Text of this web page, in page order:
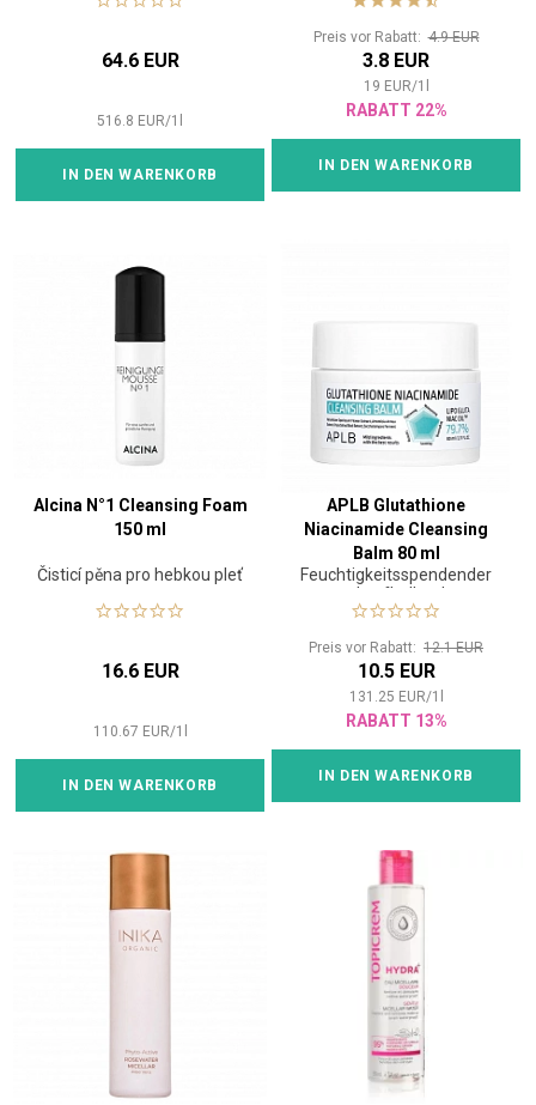
64.6 EUR
516.8 EUR/1
IN DEN WARENKORB
Preis vor Rabatt:4.9 EUR
3.8 EUR
19 EUR/1
RABATT 22%
IN DEN WARENKORB
Alcina N°1 Cleansing Foam
150 ml
Čisticí pěna pro hebkou pleť
16.6 EUR
110.67 EUR/1
IN DEN WARENKORB
APLB Glutathione
Niacinamide Cleansing
Balm 80 ml
Feuchtigkeitsspendender
und aufhellender
Reinigungsbalsam
Preis vor Rabatt: 12.1 EUR
10.5 EUR
131.25 EUR/1
RABATT 13%
IN DEN WARENKORB